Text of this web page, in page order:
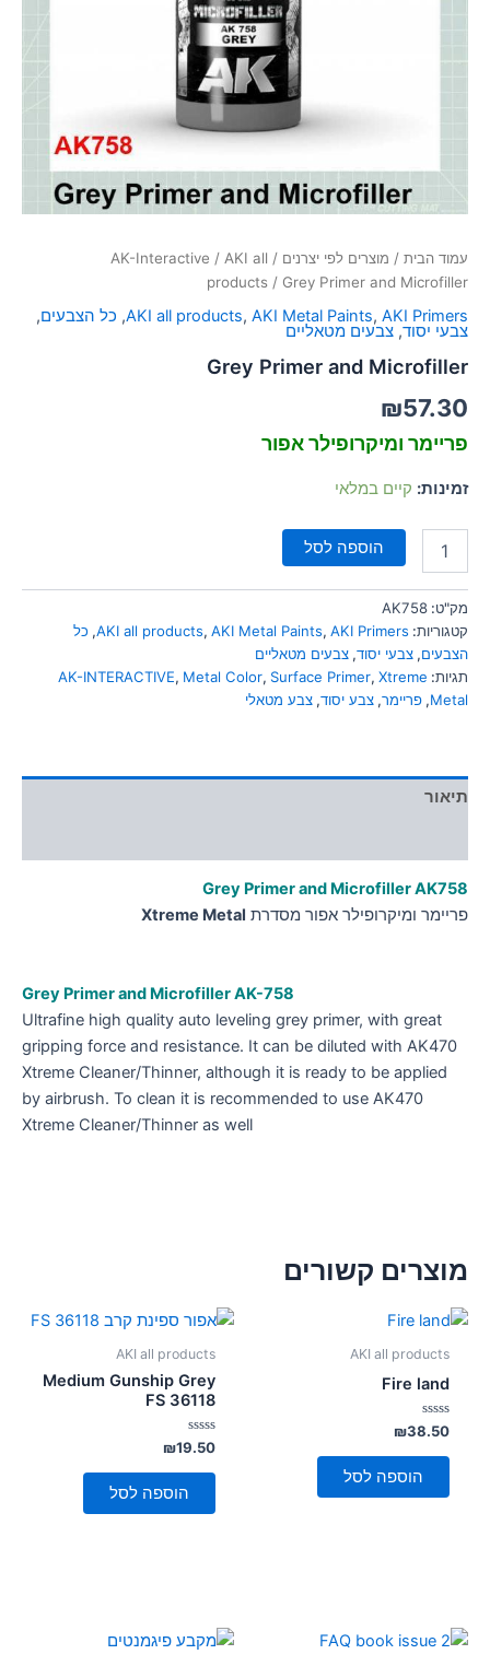
לאפס
את
כל
האפשרויות
cached
עמוד הבית / מוצרים לפי יצרנים /
AK-Interactive / AKI all
products / Grey Primer and Microfiller
AKI all products, AKI Metal Paints, AKI Primers
, כל הצבעים,
צבעי יסוד, צבעים מטאליים
Grey Primer and Microfiller
₪57.30
פריימר ומיקרופילר אפור
זמינות: קיים במלאי
הוספה לסל
מק"ט: AK758
קטגוריות:
AKI all products, AKI Metal Paints, AKI Primers
, כל
הצבעים, צבעי יסוד, צבעים מטאליים
תגיות:
AK-INTERACTIVE, Metal Color, Surface Primer, Xtreme
Metal
, פריימר, צבע יסוד, צבע מטאלי
תיאור
Grey Primer and Microfiller AK758
פריימר ומיקרופילר אפור מסדרת Xtreme Metal
Grey Primer and Microfiller AK-758
Ultrafine high quality auto leveling grey primer, with great
gripping force and resistance. It can be diluted with AK470
Xtreme Cleaner/Thinner, although it is ready to be applied
by airbrush. To clean it is recommended to use AK470
Xtreme Cleaner/Thinner as well
מוצרים קשורים
AKI all products
Fire land
דורג
0
מתוך
₪38.50
הוספה לסל
AKI all products
Medium Gunship Grey
FS 36118
דורג
0
מתוך
₪19.50
הוספה לסל